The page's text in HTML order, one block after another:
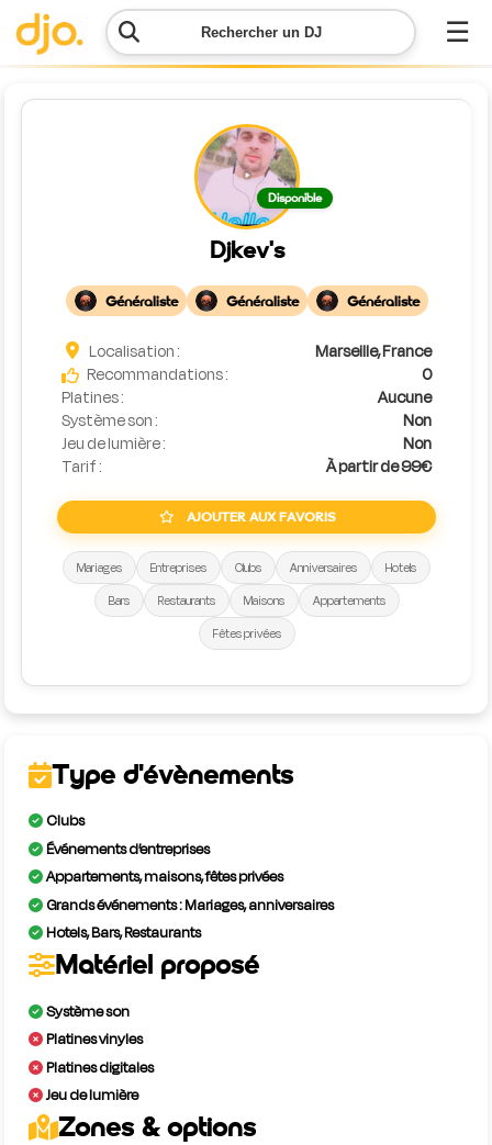
Rechercher un DJ ☰
Menu
ma
demande
Simulateur
de prix
Disponible
Djkev's
Généraliste Généraliste Généraliste
Localisation :
Marseille, France
Recommandations :
0
Platines :
Aucune
Système son :
Non
Jeu de lumière :
Non
Tarif :
À partir de 99€
AJOUTER AUX FAVORIS
Mariages Entreprises Clubs Anniversaires
Hotels
Bars
Restaurants Maisons
Appartements
Fêtes privées
Type d'évènements
Clubs
Événements d’entreprises
Appartements, maisons, fêtes privées
Grands événements : Mariages, anniversaires
Hotels, Bars, Restaurants
Matériel proposé
Système son
Platines vinyles
Platines digitales
Jeu de lumière
Zones & options